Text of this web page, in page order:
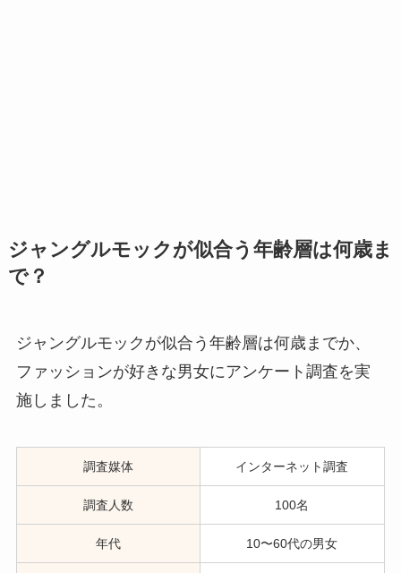
ジャングルモックが似合う年齢層は何歳ま
で？
ジャングルモックが似合う年齢層は何歳までか、
ファッションが好きな男女にアンケート調査を実
施しました。
調査媒体 インターネット調査
調査人数 100名
年代 10〜60代の男女